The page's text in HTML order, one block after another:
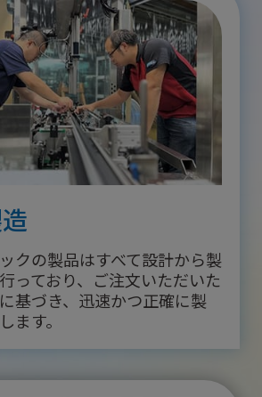
クの製品はすべて設計から製
っており、ご注文いただいた
基づき、迅速かつ正確に製
ます。